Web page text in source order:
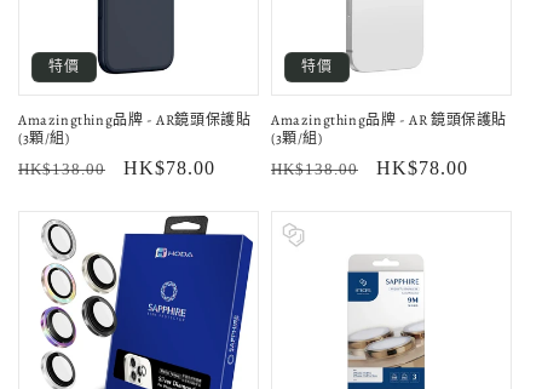
特價
Amazingthing品牌 - AR鏡頭保護貼
(3顆/組)
定
HK$138.00
售
HK$78.00
特價
Amazingthing品牌 - AR 鏡頭保護貼
(3顆/組)
定
HK$138.00
售
HK$78.00